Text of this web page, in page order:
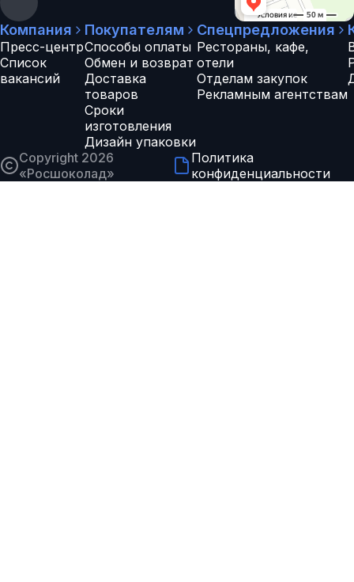
Компания
Пресс-центр
Список
вакансий
Покупателям
Способы оплаты
Обмен и возврат
Доставка
товаров
Сроки
изготовления
Дизайн упаковки
Спецпредложения
Рестораны, кафе,
отели
Отделам закупок
Рекламным агентствам
Copyright 2026
«Росшоколад»
Политика
конфиденциальности